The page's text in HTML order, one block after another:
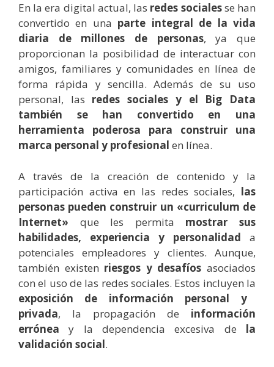
En la era digital actual, las redes socialesse han
convertido en una parte integral de la vida
diaria de millones de personas, ya que
proporcionan la posibilidad de interactuar con
amigos, familiares y comunidades en línea de
forma rápida y sencilla. Además de su uso
personal, las redes sociales y el Big Data
también se han convertido en una
herramienta poderosa para construir una
marca personal y profesional en línea.
A través de la creación de contenido y la
participación activa en las redes sociales, las
personas pueden construir un «curriculum de
Internet» que les permita mostrar sus
habilidades, experiencia y personalidad a
potenciales empleadores y clientes. Aunque,
también existen riesgos y desafíos asociados
con el uso de las redes sociales. Estos incluyen la
exposición de información personal y
privada, la propagación de información
errónea y la dependencia excesiva de la
validación social.